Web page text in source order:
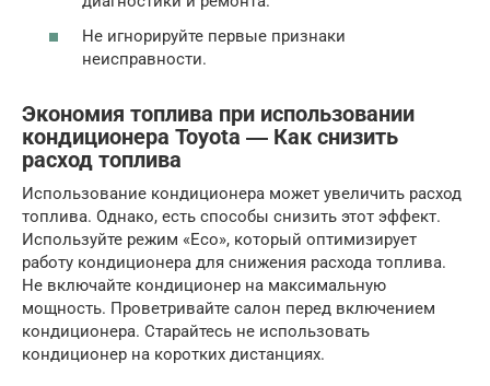
Не игнорируйте первые признаки
неисправности.
Экономия топлива при использовании
кондиционера Toyota ― Как снизить
расход топлива
Использование кондиционера может увеличить расход
топлива. Однако, есть способы снизить этот эффект.
Используйте режим «Eco», который оптимизирует
работу кондиционера для снижения расхода топлива.
Не включайте кондиционер на максимальную
мощность. Проветривайте салон перед включением
кондиционера. Старайтесь не использовать
кондиционер на коротких дистанциях.